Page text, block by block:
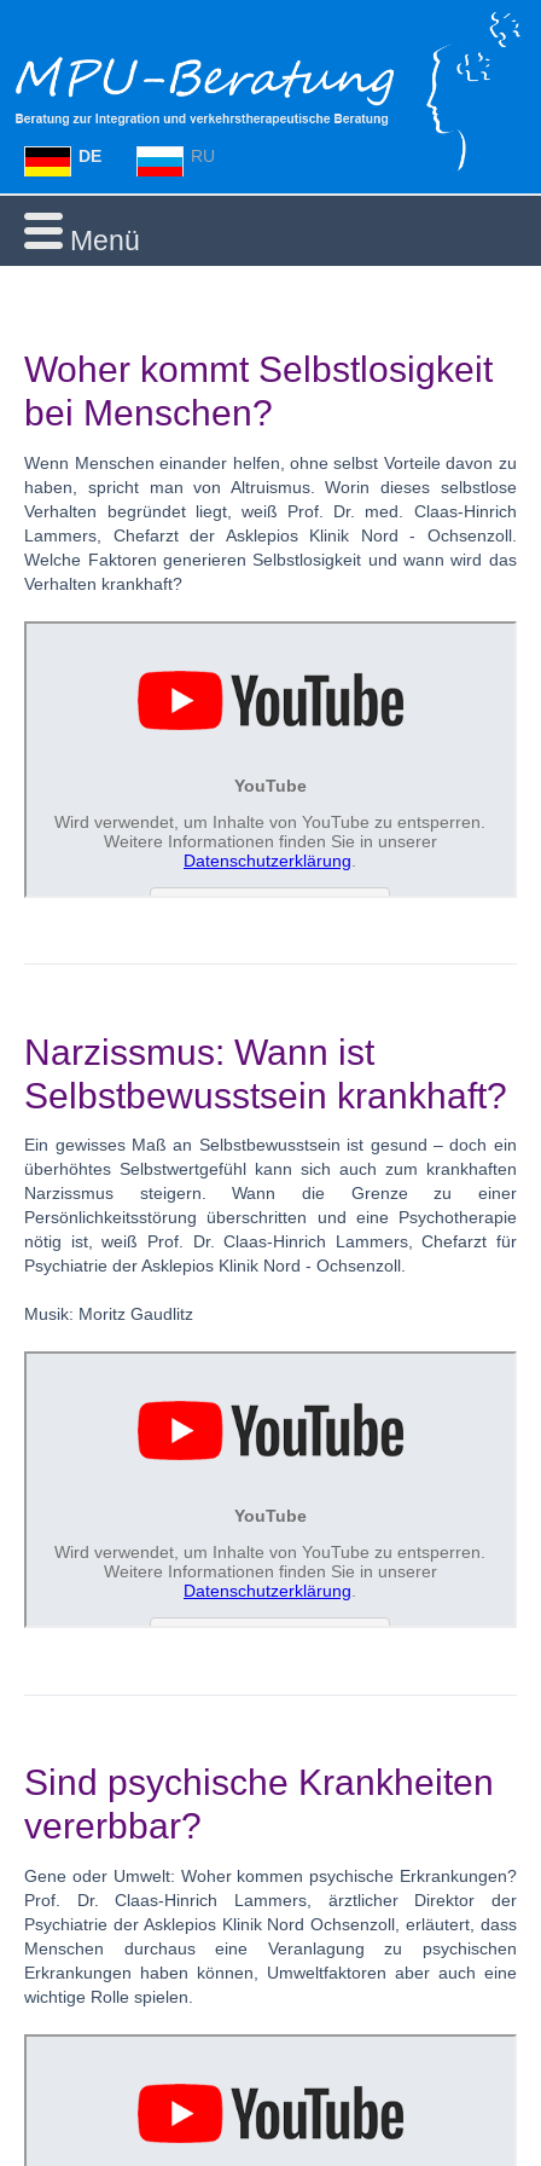
DE RU
Menü
Woher kommt Selbstlosigkeit
bei Menschen?
Wenn Menschen einander helfen, ohne selbst Vorteile davon zu
haben, spricht man von Altruismus. Worin dieses selbstlose
Verhalten begründet liegt, weiß Prof. Dr. med. Claas-Hinrich
Lammers, Chefarzt der Asklepios Klinik Nord - Ochsenzoll.
Welche Faktoren generieren Selbstlosigkeit und wann wird das
Verhalten krankhaft?
Narzissmus: Wann ist
Selbstbewusstsein krankhaft?
Ein gewisses Maß an Selbstbewusstsein ist gesund – doch ein
überhöhtes Selbstwertgefühl kann sich auch zum krankhaften
Narzissmus steigern. Wann die Grenze zu einer
Persönlichkeitsstörung überschritten und eine Psychotherapie
nötig ist, weiß Prof. Dr. Claas-Hinrich Lammers, Chefarzt für
Psychiatrie der Asklepios Klinik Nord - Ochsenzoll.
Musik: Moritz Gaudlitz
Sind psychische Krankheiten
vererbbar?
Gene oder Umwelt: Woher kommen psychische Erkrankungen?
Prof. Dr. Claas-Hinrich Lammers, ärztlicher Direktor der
Psychiatrie der Asklepios Klinik Nord Ochsenzoll, erläutert, dass
Menschen durchaus eine Veranlagung zu psychischen
Erkrankungen haben können, Umweltfaktoren aber auch eine
wichtige Rolle spielen.